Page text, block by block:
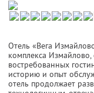
Отель «Вега
комплекса
востребованных
историю и опыт
отель продолжает